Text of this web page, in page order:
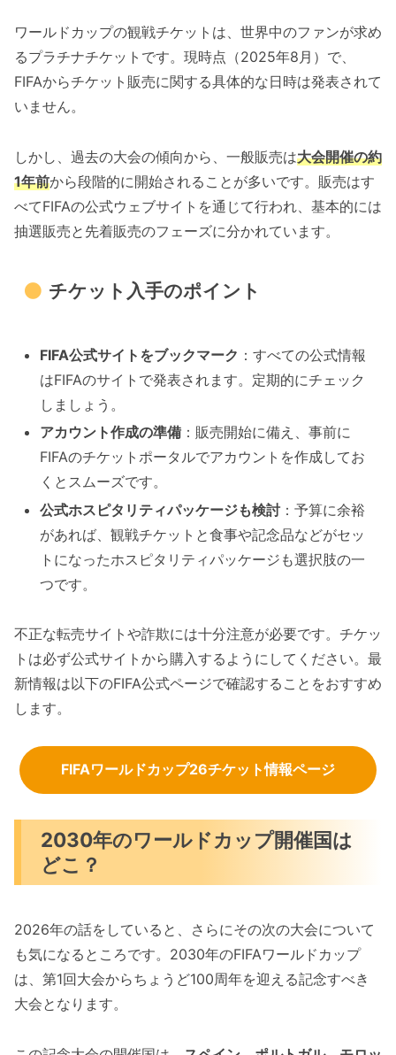
ワールドカップの観戦チケットは、世界中のファンが求め
るプラチナチケットです。現時点（2025年8月）で、
FIFAからチケット販売に関する具体的な日時は発表されて
いません。
しかし、過去の大会の傾向から、一般販売は大会開催の約
1年前から段階的に開始されることが多いです。販売はす
べてFIFAの公式ウェブサイトを通じて行われ、基本的には
抽選販売と先着販売のフェーズに分かれています。
チケット入手のポイント
FIFA公式サイトをブックマーク ：すべての公式情報
はFIFAのサイトで発表されます。定期的にチェック
しましょう。
アカウント作成の準備 ：販売開始に備え、事前に
FIFAのチケットポータルでアカウントを作成してお
くとスムーズです。
公式ホスピタリティパッケージも検討 ：予算に余裕
があれば、観戦チケットと食事や記念品などがセッ
トになったホスピタリティパッケージも選択肢の一
つです。
不正な転売サイトや詐欺には十分注意が必要です。チケッ
トは必ず公式サイトから購入するようにしてください。最
新情報は以下のFIFA公式ページで確認することをおすすめ
します。
FIFAワールドカップ26チケット情報ページ
2030年のワールドカップ開催国は
どこ？
2026年の話をしていると、さらにその次の大会について
も気になるところです。2030年のFIFAワールドカップ
は、第1回大会からちょうど100周年を迎える記念すべき
大会となります。